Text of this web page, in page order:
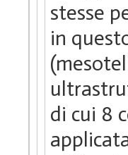
stesse
in
di cui 8